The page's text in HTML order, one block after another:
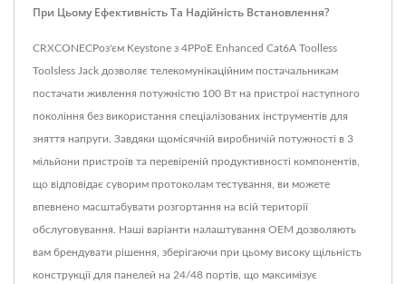
При Цьому Ефективність Та Надійність Встановлення?
CRXCONECРоз'єм Keystone з 4PPoE Enhanced Cat6A Toolless
Toolsless Jack дозволяє телекомунікаційним постачальникам
постачати живлення потужністю 100 Вт на пристрої наступного
покоління без використання спеціалізованих інструментів для
зняття напруги. Завдяки щомісячній виробничій потужності в 3
мільйони пристроїв та перевіреній продуктивності компонентів,
що відповідає суворим протоколам тестування, ви можете
впевнено масштабувати розгортання на всій території
обслуговування. Наші варіанти налаштування OEM дозволяють
вам брендувати рішення, зберігаючи при цьому високу щільність
конструкції для панелей на 24/48 портів, що максимізує